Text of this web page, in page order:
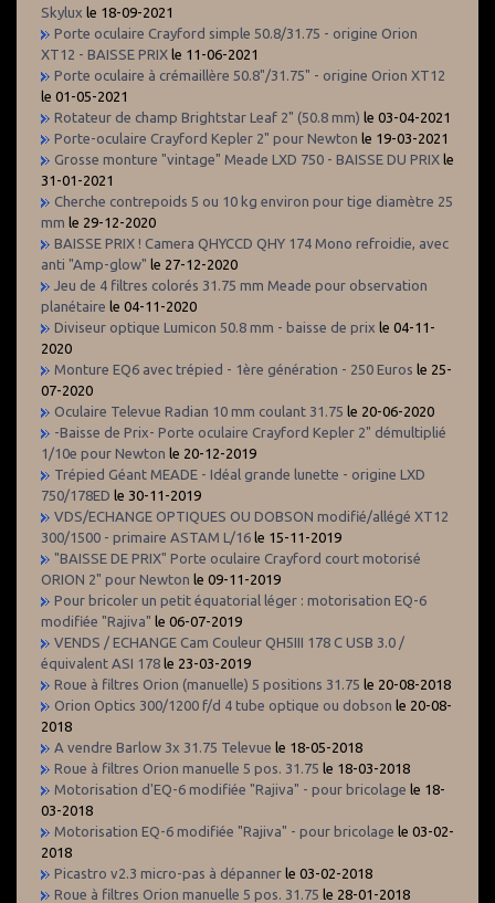
Skylux le 18-09-2021
Porte oculaire Crayford simple 50.8/31.75 - origine Orion
XT12 - BAISSE PRIX le 11-06-2021
Porte oculaire à crémaillère 50.8"/31.75" - origine Orion XT12
le 01-05-2021
Rotateur de champ Brightstar Leaf 2" (50.8 mm) le 03-04-2021
Porte-oculaire Crayford Kepler 2" pour Newton le 19-03-2021
Grosse monture "vintage" Meade LXD 750 - BAISSE DU PRIX le
31-01-2021
Cherche contrepoids 5 ou 10 kg environ pour tige diamètre 25
mm le 29-12-2020
BAISSE PRIX ! Camera QHYCCD QHY 174 Mono refroidie, avec
anti "Amp-glow" le 27-12-2020
Jeu de 4 filtres colorés 31.75 mm Meade pour observation
planétaire le 04-11-2020
Diviseur optique Lumicon 50.8 mm - baisse de prix le 04-11-
2020
Monture EQ6 avec trépied - 1ère génération - 250 Euros le 25-
07-2020
Oculaire Televue Radian 10 mm coulant 31.75 le 20-06-2020
-Baisse de Prix- Porte oculaire Crayford Kepler 2" démultiplié
1/10e pour Newton le 20-12-2019
Trépied Géant MEADE - Idéal grande lunette - origine LXD
750/178ED le 30-11-2019
VDS/ECHANGE OPTIQUES OU DOBSON modifié/allégé XT12
300/1500 - primaire ASTAM L/16 le 15-11-2019
"BAISSE DE PRIX" Porte oculaire Crayford court motorisé
ORION 2" pour Newton le 09-11-2019
Pour bricoler un petit équatorial léger : motorisation EQ-6
modifiée "Rajiva" le 06-07-2019
VENDS / ECHANGE Cam Couleur QH5III 178 C USB 3.0 /
équivalent ASI 178 le 23-03-2019
Roue à filtres Orion (manuelle) 5 positions 31.75 le 20-08-2018
Orion Optics 300/1200 f/d 4 tube optique ou dobson le 20-08-
2018
A vendre Barlow 3x 31.75 Televue le 18-05-2018
Roue à filtres Orion manuelle 5 pos. 31.75 le 18-03-2018
Motorisation d'EQ-6 modifiée "Rajiva" - pour bricolage le 18-
03-2018
Motorisation EQ-6 modifiée "Rajiva" - pour bricolage le 03-02-
2018
Picastro v2.3 micro-pas à dépanner le 03-02-2018
Roue à filtres Orion manuelle 5 pos. 31.75 le 28-01-2018